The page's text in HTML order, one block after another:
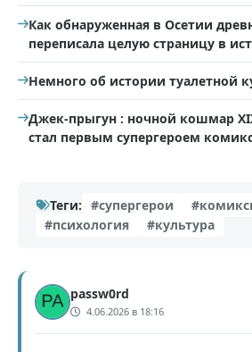
Как обнаруженная в Осетии
переписала целую страницу в
Немного об истории туалетной
Джек-прыгун : ночной кошмар
стал первым супергероем
Теги: #супергерои
#психология
#культура
passw0rd
4.06.2026 в 18:16